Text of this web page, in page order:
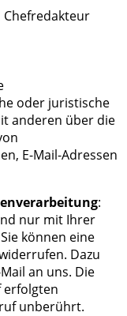
Chefredakteur
oder juristische
anderen über die
E-Mail-Adressen
:
nur mit Ihrer
können eine
Dazu
an uns. Die
erfolgten
unberührt.